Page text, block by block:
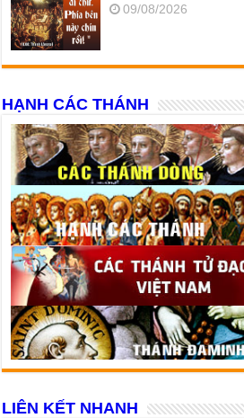
09/08/2026
HẠNH CÁC THÁNH
LIÊN KẾT NHANH